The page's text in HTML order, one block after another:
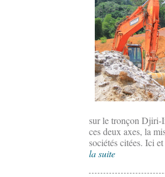
sur le tronçon Djiri-
ces deux axes, la
sociétés citées. Ici
la suite